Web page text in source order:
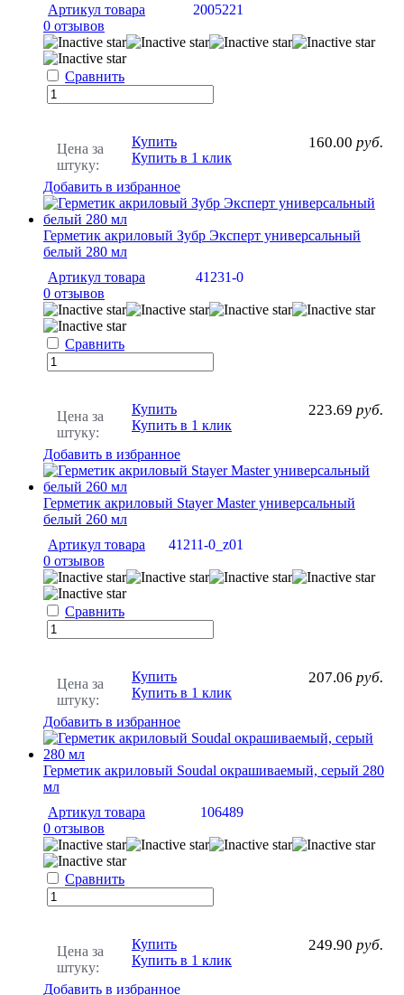
Артикул товара
2005221
0 отзывов
Сравнить
Цена за
штуку:
160.00 руб.
Купить
Купить в 1 клик
Добавить в избранное
Герметик акриловый Зубр Эксперт универсальный
белый 280 мл
Артикул товара
41231-0
0 отзывов
Сравнить
Цена за
штуку:
223.69 руб.
Купить
Купить в 1 клик
Добавить в избранное
Герметик акриловый Stayer Master универсальный
белый 260 мл
Артикул товара
41211-0_z01
0 отзывов
Сравнить
Цена за
штуку:
207.06 руб.
Купить
Купить в 1 клик
Добавить в избранное
Герметик акриловый Soudal окрашиваемый, серый 280
мл
Артикул товара
106489
0 отзывов
Сравнить
Цена за
штуку:
249.90 руб.
Купить
Купить в 1 клик
Добавить в избранное